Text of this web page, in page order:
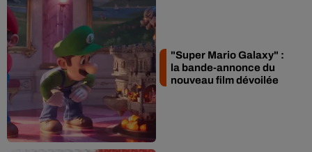
"Super Mario Galaxy" :
la bande-annonce du
nouveau film dévoilée